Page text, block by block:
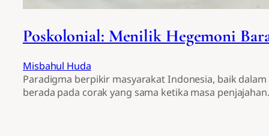
Poskolonial: Menilik Hegemoni
Misbahul Huda
Paradigma berpikir masyarakat Indonesia, baik
berada pada corak yang sama ketika masa penjajahan.